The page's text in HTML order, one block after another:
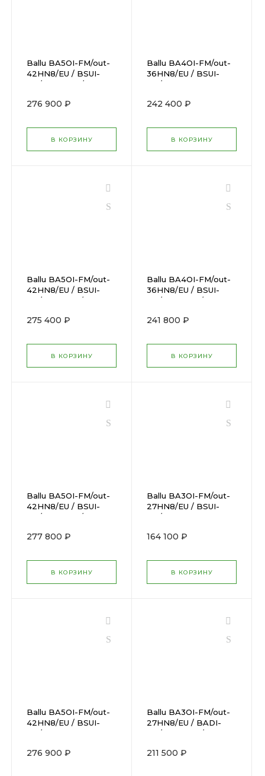
Ballu BA5OI-FM/out-
42HN8/EU / BSUI-
FM/in-09HN8/EUx5
276 900 ₽
В КОРЗИНУ
Ballu BA4OI-FM/out-
36HN8/EU / BSUI-
FM/in-
242 400 ₽
В КОРЗИНУ
Ballu BA5OI-FM/out-
42HN8/EU / BSUI-
FM/in-07HN8/EUx5
275 400 ₽
В КОРЗИНУ
Ballu BA4OI-FM/out-
36HN8/EU / BSUI-
FM/in-07HN8/EUx2 +
09HN8/EUx2
241 800 ₽
В КОРЗИНУ
Ballu BA5OI-FM/out-
42HN8/EU / BSUI-
FM/in-07HN8/EUx2 +
09HN8/EUx2 + BSUI-
277 800 ₽
В КОРЗИНУ
Ballu BA3OI-FM/out-
27HN8/EU / BSUI-
FM/in-
164 100 ₽
В КОРЗИНУ
Ballu BA5OI-FM/out-
42HN8/EU / BSUI-
FM/in-
276 900 ₽
Ballu BA3OI-FM/out-
27HN8/EU / BADI-
FM/in-09HN8/EUx3
211 500 ₽